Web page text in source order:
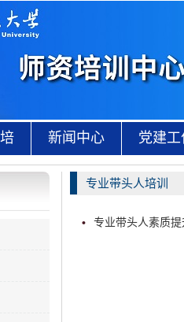
新闻中心 党建工
专业带头人培训
专业带头人素质